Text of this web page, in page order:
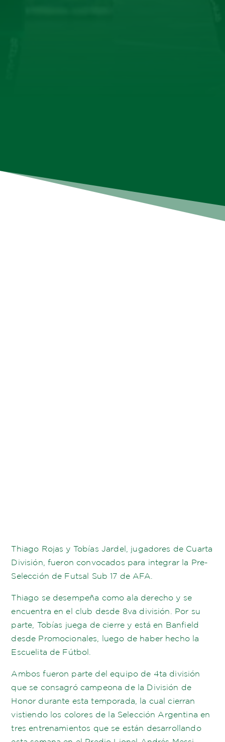
Thiago Rojas y Tobías Jardel, jugadores de Cuarta
División, fueron convocados para integrar la Pre-
Selección de Futsal Sub 17 de AFA.
Thiago se desempeña como ala derecho y se
encuentra en el club desde 8va división. Por su
parte, Tobías juega de cierre y está en Banfield
desde Promocionales, luego de haber hecho la
Escuelita de Fútbol.
Ambos fueron parte del equipo de 4ta división
que se consagró campeona de la División de
Honor durante esta temporada, la cual cierran
vistiendo los colores de la Selección Argentina en
tres entrenamientos que se están desarrollando